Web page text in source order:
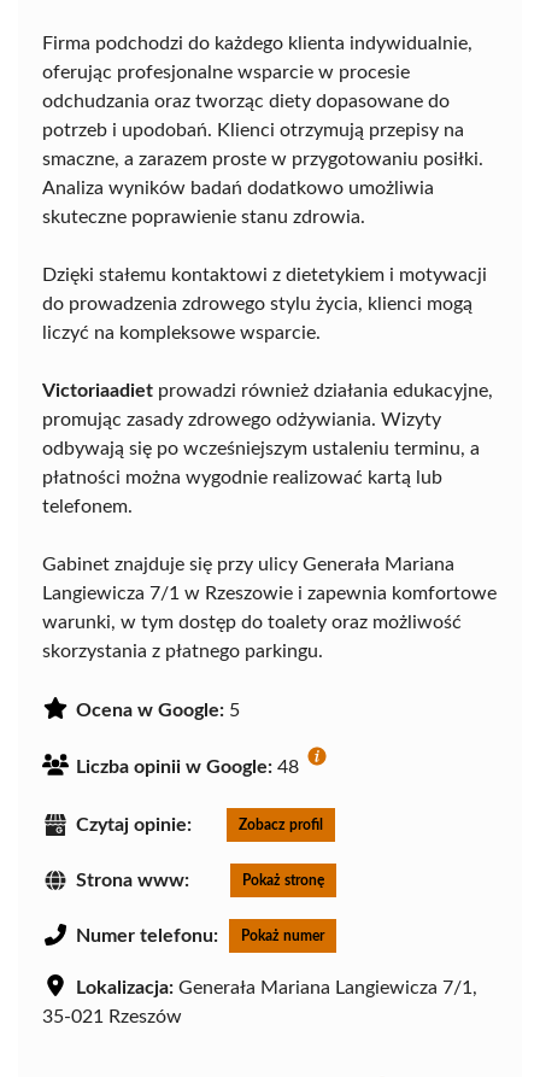
Firma podchodzi do każdego klienta indywidualnie,
oferując profesjonalne wsparcie w procesie
odchudzania oraz tworząc diety dopasowane do
potrzeb i upodobań. Klienci otrzymują przepisy na
smaczne, a zarazem proste w przygotowaniu posiłki.
Analiza wyników badań dodatkowo umożliwia
skuteczne poprawienie stanu zdrowia.
Dzięki stałemu kontaktowi z dietetykiem i motywacji
do prowadzenia zdrowego stylu życia, klienci mogą
liczyć na kompleksowe wsparcie.
Victoriaadiet prowadzi również działania edukacyjne,
promując zasady zdrowego odżywiania. Wizyty
odbywają się po wcześniejszym ustaleniu terminu, a
płatności można wygodnie realizować kartą lub
telefonem.
Gabinet znajduje się przy ulicy Generała Mariana
Langiewicza 7/1 w Rzeszowie i zapewnia komfortowe
warunki, w tym dostęp do toalety oraz możliwość
skorzystania z płatnego parkingu.
Ocena w Google: 5
Liczba opinii w Google: 48
Czytaj opinie: Zobacz profil
Strona www: Pokaż stronę
Numer telefonu: Pokaż numer
Lokalizacja: Generała Mariana Langiewicza 7/1,
35-021 Rzeszów